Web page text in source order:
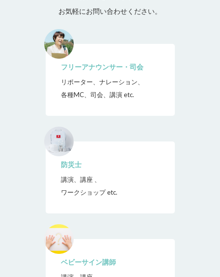
お気軽にお問い合わせください。
フリーアナウンサー・司会
リポーター、ナレーション、
各種MC、司会、講演 etc.
防災士
講演、講座 、
ワークショップ etc.
ベビーサイン講師